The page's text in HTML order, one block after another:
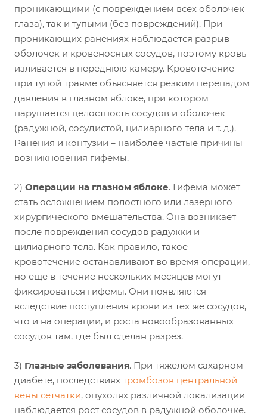
проникающими (с повреждением всех оболочек
глаза), так и тупыми (без повреждений). При
проникающих ранениях наблюдается разрыв
оболочек и кровеносных сосудов, поэтому кровь
изливается в переднюю камеру. Кровотечение
при тупой травме объясняется резким перепадом
давления в глазном яблоке, при котором
нарушается целостность сосудов и оболочек
(радужной, сосудистой, цилиарного тела и т. д.).
Ранения и контузии – наиболее частые причины
возникновения гифемы.
2) Операции на глазном яблоке. Гифема может
стать осложнением полостного или лазерного
хирургического вмешательства. Она возникает
после повреждения сосудов радужки и
цилиарного тела. Как правило, такое
кровотечение останавливают во время операции,
но еще в течение нескольких месяцев могут
фиксироваться гифемы. Они появляются
вследствие поступления крови из тех же сосудов,
что и на операции, и роста новообразованных
сосудов там, где был сделан разрез.
3) Глазные заболевания. При тяжелом сахарном
диабете, последствиях тромбозов центральной
вены сетчатки, опухолях различной локализации
наблюдается рост сосудов в радужной оболочке.